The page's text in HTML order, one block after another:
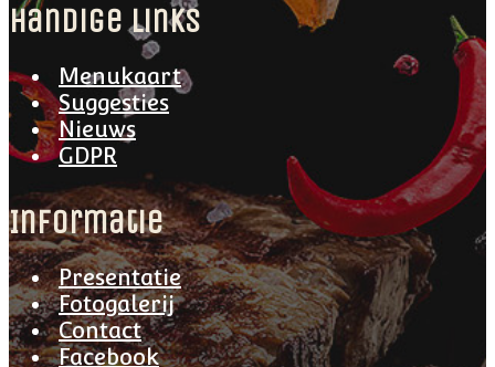
handige links
Menukaart
Suggesties
Nieuws
GDPR
Informatie
Presentatie
Fotogalerij
Contact
Facebook